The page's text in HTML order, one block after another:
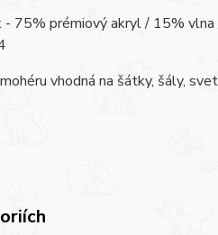
- 75% prémiový akryl / 15%
vhodná na šátky, šály,